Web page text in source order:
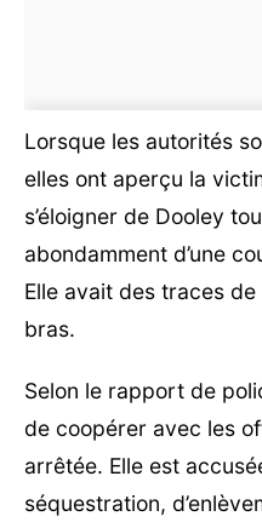
Lorsque les autorités
elles ont aperçu la
s’éloigner de Dooley
abondamment d’une
Elle avait des traces
bras.
Selon le rapport de
de coopérer avec les
arrêtée. Elle est
séquestration,